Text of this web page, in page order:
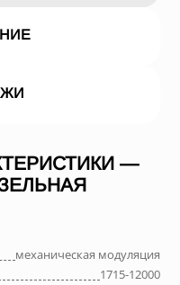
—
механическая модуляция
1715-12000